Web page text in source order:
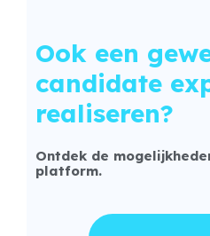
Ook een
candidate
realiseren?
Ontdek de
platform.